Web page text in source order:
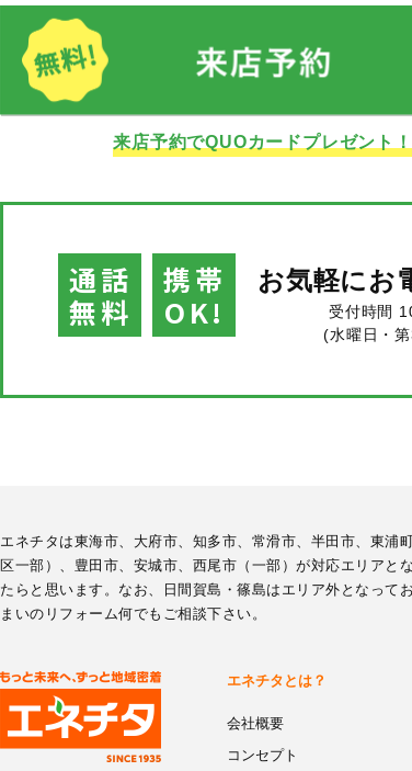
来店予約でQUOカードプレゼント！
通話
無料
携帯
OK!
お気軽にお
受付時間
(水曜日・
エネチタは東海市、大府市、知多市、常滑市、半田市、東
区一部）、豊田市、安城市、西尾市（一部）が対応エリアと
たらと思います。なお、日間賀島・篠島はエリア外となって
まいのリフォーム何でもご相談下さい。
エネチタとは？
会社概要
コンセプト